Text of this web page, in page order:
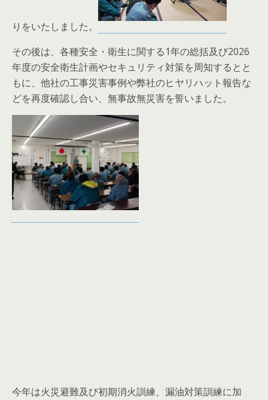
りをいたしました。
その後は、各種安全・衛生に関する1年の総括及び2026
年度の安全衛生計画やセキュリティ対策を周知するとと
もに、他社の工事災害事例や弊社のヒヤリハット報告な
どを再度確認し合い、無事故無災害を誓いました。
今年は火災避難及び初期消火訓練、漏油対策訓練に加